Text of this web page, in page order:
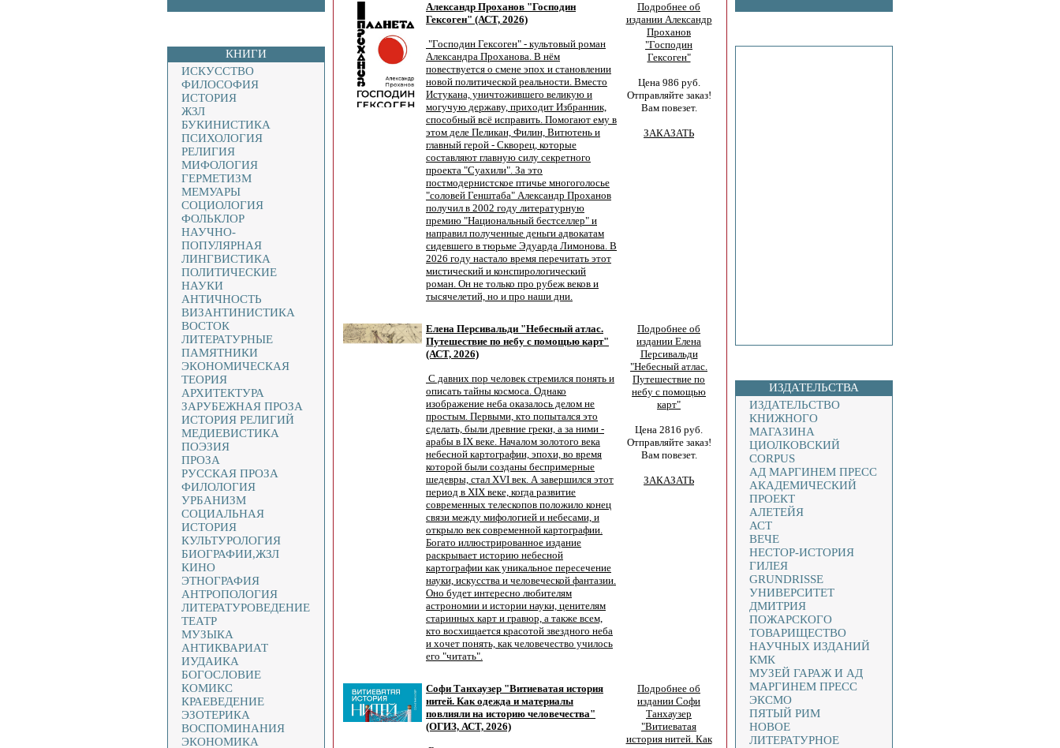
КНИГИ
ИСКУССТВО
ФИЛОСОФИЯ
ИСТОРИЯ
ЖЗЛ
БУКИНИСТИКА
ПСИХОЛОГИЯ
РЕЛИГИЯ
МИФОЛОГИЯ
ГЕРМЕТИЗМ
МЕМУАРЫ
СОЦИОЛОГИЯ
ФОЛЬКЛОР
НАУЧНО-
ПОПУЛЯРНАЯ
ЛИНГВИСТИКА
ПОЛИТИЧЕСКИЕ
НАУКИ
АНТИЧНОСТЬ
ВИЗАНТИНИСТИКА
ВОСТОК
ЛИТЕРАТУРНЫЕ
ПАМЯТНИКИ
ЭКОНОМИЧЕСКАЯ
ТЕОРИЯ
АРХИТЕКТУРА
ЗАРУБЕЖНАЯ ПРОЗА
ИСТОРИЯ РЕЛИГИЙ
МЕДИЕВИСТИКА
ПОЭЗИЯ
ПРОЗА
РУССКАЯ ПРОЗА
ФИЛОЛОГИЯ
УРБАНИЗМ
СОЦИАЛЬНАЯ
ИСТОРИЯ
КУЛЬТУРОЛОГИЯ
БИОГРАФИИ,ЖЗЛ
КИНО
ЭТНОГРАФИЯ
АНТРОПОЛОГИЯ
ЛИТЕРАТУРОВЕДЕНИЕ
ТЕАТР
МУЗЫКА
АНТИКВАРИАТ
ИУДАИКА
БОГОСЛОВИЕ
КОМИКС
КРАЕВЕДЕНИЕ
ЭЗОТЕРИКА
ВОСПОМИНАНИЯ
ЭКОНОМИКА
Александр Проханов "Господин
Гексоген" (АСТ, 2026)
"Господин Гексоген" - культовый роман
Александра Проханова. В нём
повествуется о смене эпох и становлении
новой политической реальности. Вместо
Истукана, уничтожившего великую и
могучую державу, приходит Избранник,
способный всё исправить. Помогают ему в
этом деле Пеликан, Филин, Витютень и
главный герой - Скворец, которые
составляют главную силу секретного
проекта "Суахили". За это
постмодернистское птичье многоголосье
"соловей Генштаба" Александр Проханов
получил в 2002 году литературную
премию "Национальный бестселлер" и
направил полученные деньги адвокатам
сидевшего в тюрьме Эдуарда Лимонова. В
2026 году настало время перечитать этот
мистический и конспирологический
роман. Он не только про рубеж веков и
тысячелетий, но и про наши дни.
Подробнее об
издании Александр
Проханов
"Господин
Гексоген"
Цена 986 руб.
Отправляйте заказ!
Вам повезет.
ЗАКАЗАТЬ
Елена Персивальди "Небесный атлас.
Путешествие по небу с помощью карт"
(АСТ, 2026)
С давних пор человек стремился понять и
описать тайны космоса. Однако
изображение неба оказалось делом не
простым. Первыми, кто попытался это
сделать, были древние греки, а за ними -
арабы в IX веке. Началом золотого века
небесной картографии, эпохи, во время
которой были созданы беспримерные
шедевры, стал XVI век. А завершился этот
период в XIX веке, когда развитие
современных телескопов положило конец
связи между мифологией и небесами, и
открыло век современной картографии.
Богато иллюстрированное издание
раскрывает историю небесной
картографии как уникальное пересечение
науки, искусства и человеческой фантазии.
Оно будет интересно любителям
астрономии и истории науки, ценителям
старинных карт и гравюр, а также всем,
кто восхищается красотой звездного неба
и хочет понять, как человечество училось
его "читать".
Подробнее об
издании Елена
Персивальди
"Небесный атлас.
Путешествие по
небу с помощью
карт"
Цена 2816 руб.
Отправляйте заказ!
Вам повезет.
ЗАКАЗАТЬ
Софи Танхаузер "Витиеватая история
нитей. Как одежда и материалы
повлияли на историю человечества"
(ОГИЗ, АСТ, 2026)
Подробнее об
издании Софи
Танхаузер
"Витиеватая
история нитей. Как
ИЗДАТЕЛЬСТВА
ИЗДАТЕЛЬСТВО
КНИЖНОГО
МАГАЗИНА
ЦИОЛКОВСКИЙ
CORPUS
АД МАРГИНЕМ ПРЕСС
АКАДЕМИЧЕСКИЙ
ПРОЕКТ
АЛЕТЕЙЯ
АСТ
ВЕЧЕ
НЕСТОР-ИСТОРИЯ
ГИЛЕЯ
GRUNDRISSE
УНИВЕРСИТЕТ
ДМИТРИЯ
ПОЖАРСКОГО
ТОВАРИЩЕСТВО
НАУЧНЫХ ИЗДАНИЙ
КМК
МУЗЕЙ ГАРАЖ И АД
МАРГИНЕМ ПРЕСС
ЭКСМО
ПЯТЫЙ РИМ
НОВОЕ
ЛИТЕРАТУРНОЕ